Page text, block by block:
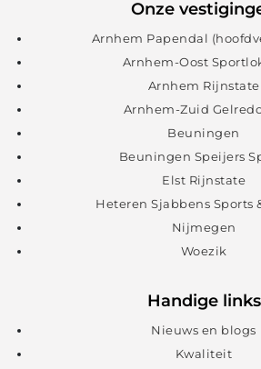
Onze
Arnhem Papendal
Arnhem-Oost
Arnhem Rijnstate
Arnhem-Zuid
Beuningen
Beuningen Speijers
Elst Rijnstate
Heteren Sjabbens Sports
Nijmegen
Woezik
Handige links
Nieuws en blogs
Kwaliteit